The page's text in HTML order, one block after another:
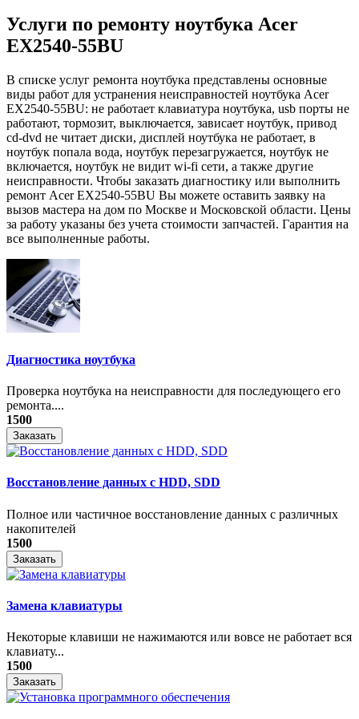
Услуги по ремонту ноутбука Acer
EX2540-55BU
В списке услуг ремонта ноутбука представлены основные
виды работ для устранения неисправностей ноутбука Acer
EX2540-55BU: не работает клавиатура ноутбука, usb порты не
работают, тормозит, выключается, зависает ноутбук, привод
cd-dvd не читает диски, дисплей ноутбука не работает, в
ноутбук попала вода, ноутбук перезагружается, ноутбук не
включается, ноутбук не видит wi-fi сети, а также другие
неисправности. Чтобы заказать диагностику или выполнить
ремонт Acer EX2540-55BU Вы можете оставить заявку на
вызов мастера на дом по Москве и Московской области. Цены
за работу указаны без учета стоимости запчастей. Гарантия на
все выполненные работы.
Диагностика ноутбука
Проверка ноутбука на неисправности для последующего его
ремонта....
1500
Заказать
Восстановление данных с HDD, SDD
Полное или частичное восстановление данных с различных
накопителей
1500
Заказать
Замена клавиатуры
Некоторые клавиши не нажимаются или вовсе не работает вся
клавиату...
1500
Заказать